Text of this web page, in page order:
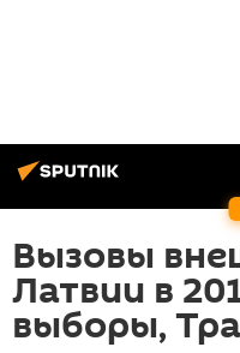
Вызовы
Латвии в
выборы,